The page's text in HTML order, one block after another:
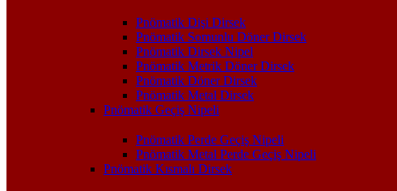
Pnömatik Dişi Dirsek
Pnömatik Somunlu Döner Dirsek
Pnömatik Dirsek Nipel
Pnömatik Metrik Döner Dirsek
Pnömatik Döner Dirsek
Pnömatik Metal Dirsek
Pnömatik Geçiş Nipeli
Pnömatik Perde Geçiş Nipeli
Pnömatik Metal Perde Geçiş Nipeli
Pnömatik Kısmalı Dirsek